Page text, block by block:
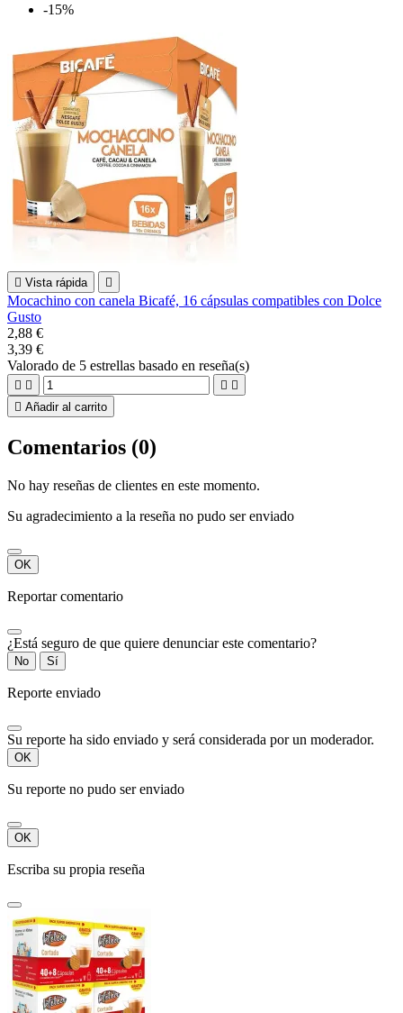
-15%
 Vista rápida 
Mocachino con canela Bicafé, 16 cápsulas compatibles con Dolce
Gusto
2,88 €
3,39 €
Valorado de 5 estrellas basado en reseña(s)
   
 Añadir al carrito
Comentarios (0)
No hay reseñas de clientes en este momento.
Su agradecimiento a la reseña no pudo ser enviado
OK
Reportar comentario
¿Está seguro de que quiere denunciar este comentario?
No Sí
Reporte enviado
Su reporte ha sido enviado y será considerada por un moderador.
OK
Su reporte no pudo ser enviado
OK
Escriba su propia reseña